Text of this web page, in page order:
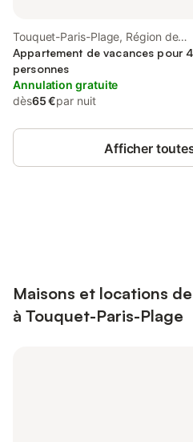
Touquet-Paris-Plage, Région de
Montreuil
Appartement de vacances pour 4
personnes
Annulation gratuite
dès65 €par nuit
Afficher
Maisons et locations
à Touquet-Paris-Plage